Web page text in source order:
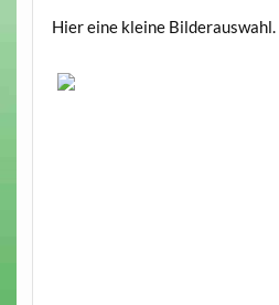
Hier eine kleine Bilderauswahl.